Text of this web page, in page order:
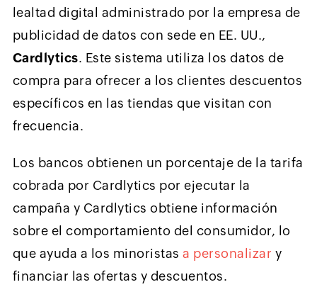
lealtad digital administrado por la empresa de
publicidad de datos con sede en EE. UU.,
Cardlytics. Este sistema utiliza los datos de
compra para ofrecer a los clientes descuentos
específicos en las tiendas que visitan con
frecuencia.
Los bancos obtienen un porcentaje de la tarifa
cobrada por Cardlytics por ejecutar la
campaña y Cardlytics obtiene información
sobre el comportamiento del consumidor, lo
que ayuda a los minoristas a personalizar y
financiar las ofertas y descuentos.